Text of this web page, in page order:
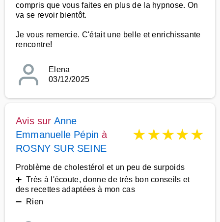
compris que vous faites en plus de la hypnose. On
va se revoir bientôt.
Je vous remercie. C'était une belle et enrichissante
rencontre!
Elena
03/12/2025
Avis sur Anne
Emmanuelle Pépin à
ROSNY SUR SEINE
★★★★★
Problème de cholestérol et un peu de surpoids
➕ Très à l'écoute, donne de très bon conseils et
des recettes adaptées à mon cas
➖ Rien